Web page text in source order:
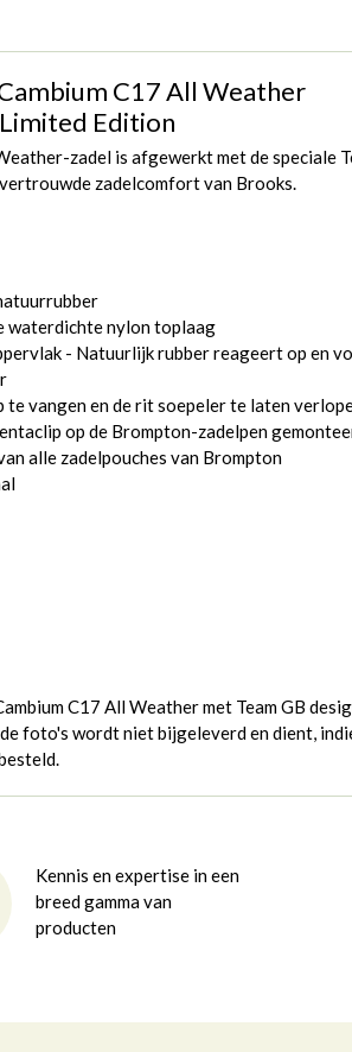
C17 All Weather
Edition
zadel is afgewerkt met de speciale
zadelcomfort van Brooks.
waterdichte nylon toplaag
- Natuurlijk rubber reageert op en
te vangen en de rit soepeler te laten
op de Brompton-zadelpen
alle zadelpouches van Brompton
C17 All Weather met Team GB
foto's wordt niet bijgeleverd en dient,
Kennis en expertise in een
breed gamma van
producten